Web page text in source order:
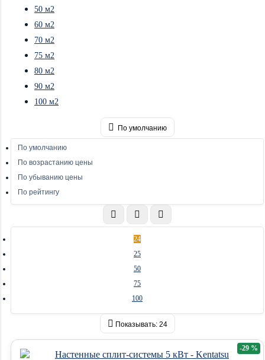
50 м2
60 м2
70 м2
75 м2
80 м2
90 м2
100 м2
По умолчанию
По умолчанию
По возрастанию цены
По убыванию цены
По рейтингу
24
25
50
75
100
Показывать: 24
-29 %